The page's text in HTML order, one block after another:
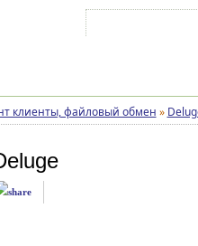
клиенты, файловый обмен »